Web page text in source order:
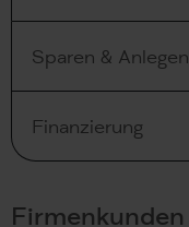
Sparen & Anlegen
Finanzierung
Firmenkunden